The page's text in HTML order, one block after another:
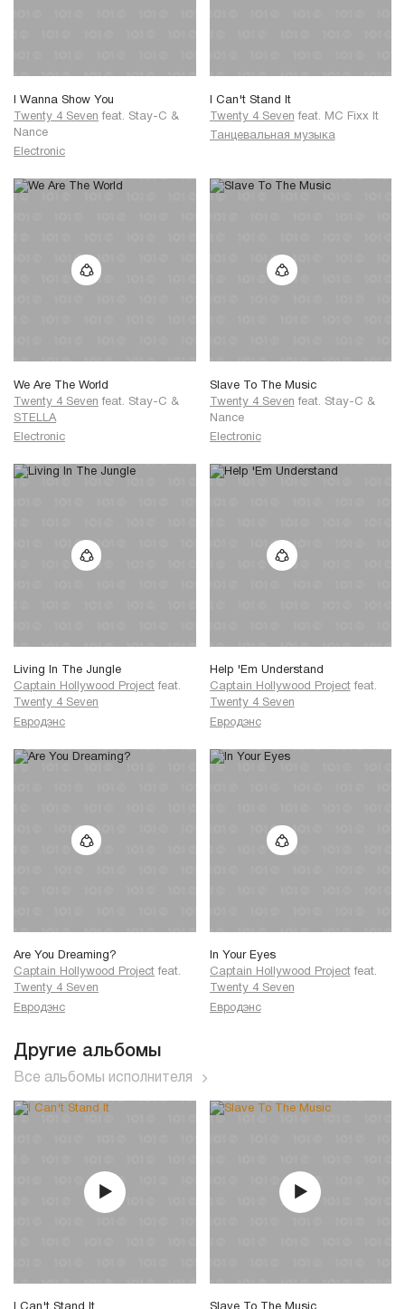
I Wanna Show You
Twenty 4 Seven feat. Stay-C &
Nance
Electronic
I Can't Stand It
Twenty 4 Seven feat. MC Fixx It
Танцевальная музыка
We Are The World
Twenty 4 Seven feat. Stay-C &
STELLA
Electronic
Slave To The Music
Twenty 4 Seven feat. Stay-C &
Nance
Electronic
Living In The Jungle
Captain Hollywood Project feat.
Twenty 4 Seven
Евродэнс
Help 'Em Understand
Captain Hollywood Project feat.
Twenty 4 Seven
Евродэнс
Are You Dreaming?
Captain Hollywood Project feat.
Twenty 4 Seven
Евродэнс
In Your Eyes
Captain Hollywood Project feat.
Twenty 4 Seven
Евродэнс
Другие альбомы
Все альбомы исполнителя